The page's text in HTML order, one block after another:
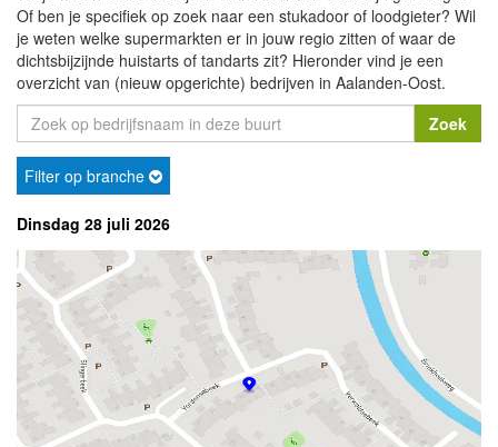
Of ben je specifiek op zoek naar een stukadoor of loodgieter? Wil
je weten welke supermarkten er in jouw regio zitten of waar de
dichtsbijzijnde huistarts of tandarts zit? Hieronder vind je een
overzicht van (nieuw opgerichte) bedrijven in Aalanden-Oost.
Filter op branche
Dinsdag 28 juli 2026